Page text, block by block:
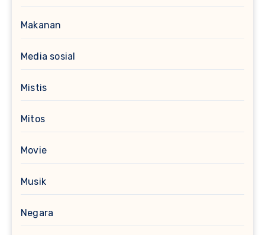
Makanan
Media sosial
Mistis
Mitos
Movie
Musik
Negara